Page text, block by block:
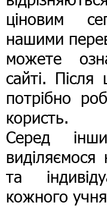
ціновим
нашими
можете
сайті.
потрібно
користь.
Серед
та
кожного